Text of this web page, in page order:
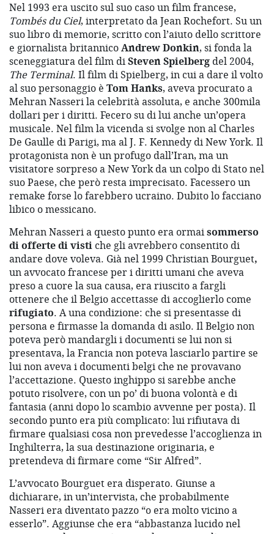
Nel 1993 era uscito sul suo caso un film francese,
Tombés du Ciel, interpretato da Jean Rochefort. Su un
suo libro di memorie, scritto con l’aiuto dello scrittore
e giornalista britannicoAndrew Donkin, si fonda la
sceneggiatura del film diSteven Spielberg del 2004,
The Terminal. Il film di Spielberg, in cui a dare il volto
al suo personaggio è Tom Hanks, aveva procurato a
Mehran Nasseri la celebrità assoluta, e anche 300mila
dollari per i diritti. Fecero su di lui anche un’opera
musicale. Nel film la vicenda si svolge non al Charles
De Gaulle di Parigi, ma al J. F. Kennedy di New York. Il
protagonista non è un profugo dall’Iran, ma un
visitatore sorpreso a New York da un colpo di Stato nel
suo Paese, che però resta imprecisato. Facessero un
remake forse lo farebbero ucraino. Dubito lo facciano
libico o messicano.
Mehran Nasseri a questo punto era ormaisommerso
di offerte di visti che gli avrebbero consentito di
andare dove voleva. Già nel 1999 Christian Bourguet,
un avvocato francese per i diritti umani che aveva
preso a cuore la sua causa, era riuscito a fargli
ottenere che il Belgio accettasse di accoglierlo come
rifugiato. A una condizione: che si presentasse di
persona e firmasse la domanda di asilo. Il Belgio non
poteva però mandargli i documenti se lui non si
presentava, la Francia non poteva lasciarlo partire se
lui non aveva i documenti belgi che ne provavano
l’accettazione. Questo inghippo si sarebbe anche
potuto risolvere, con un po’ di buona volontà e di
fantasia (anni dopo lo scambio avvenne per posta). Il
secondo punto era più complicato: lui rifiutava di
firmare qualsiasi cosa non prevedesse l’accoglienza in
Inghilterra, la sua destinazione originaria, e
pretendeva di firmare come “Sir Alfred”.
L’avvocato Bourguet era disperato. Giunse a
dichiarare, in un’intervista, che probabilmente
Nasseri era diventato pazzo “o era molto vicino a
esserlo”. Aggiunse che era “abbastanza lucido nel